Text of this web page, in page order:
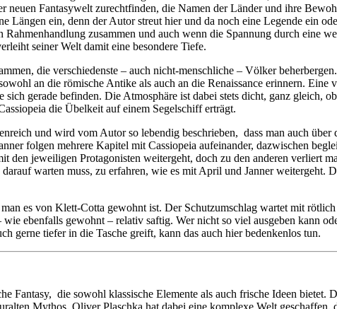
neuen Fantasywelt zurechtfinden, die Namen der Länder und ihre
Längen ein, denn der Autor streut hier und da noch eine Legende ein
zusammen und auch wenn die Spannung durch eine
seiner Welt damit eine besondere Tiefe.
die verschiedenste – auch nicht-menschliche – Völker
an die römische Antike als auch an die Renaissance erinnern.
gerade befinden. Die Atmosphäre ist dabei stets dicht, ganz gleich,
die Übelkeit auf einem Segelschiff erträgt.
und wird vom Autor so lebendig beschrieben, dass man auch
folgen mehrere Kapitel mit Cassiopeia aufeinander, dazwischen
den jeweiligen Protagonisten weitergeht, doch zu den anderen verliert
warten muss, zu erfahren, wie es mit April und Janner weitergeht.
es von Klett-Cotta gewohnt ist. Der Schutzumschlag wartet mit
ebenfalls gewohnt – relativ saftig. Wer nicht so viel ausgeben kann
gerne tiefer in die Tasche greift, kann das auch hier bedenkenlos tun.
Fantasy, die sowohl klassische Elemente als auch frische Ideen
Mythos. Oliver Plaschka hat dabei eine komplexe Welt